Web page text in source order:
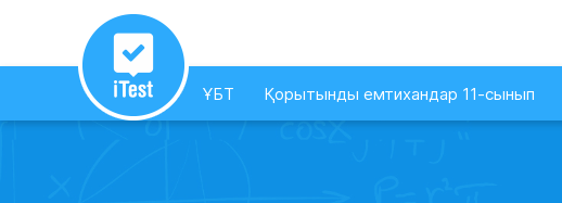
ҰБТ Қорытынды емтихандар 11-сынып